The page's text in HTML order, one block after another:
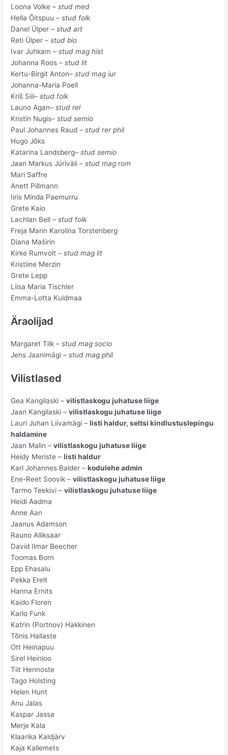
Loona Volke –stud med
Hella Õitspuu –stud folk
Danel Ülper –stud art
Reti Ülper –stud bio
Ivar Juhkam –stud mag hist
Johanna Roos– stud lit
Kertu-Birgit Anton– stud mag iur
Johanna-Maria Poell
Kriš Siil– stud folk
Launo Agan– stud rel
Kristin Nugis– stud semio
Paul Johannes Raud– stud rer phil
Hugo Jõks
Katarina Landsberg– stud semio
Jaan Markus Jüriväli– stud mag rom
Mari Saffre
Anett Pillmann
Iiris Minda Paemurru
Grete Kaio
Lachlan Bell –stud folk
Freja Marin Karolina Torstenberg
Diana Maširin
Kirke Rumvolt –stud mag lit
Kristiine Merzin
Grete Lepp
Liisa Maria Tischler
Emma-Lotta Kuldmaa
Äraolijad
Margaret Tilk – stud mag socio
Jens Jaanimägi –stud mag phil
Vilistlased
Gea Kangilaski –vilistlaskogu juhatuse liige
Jaan Kangilaski –vilistlaskogu juhatuse liige
Lauri Juhan Liivamägi –listi haldur, seltsi kindlustuslepingu
haldamine
Jaan Malin –vilistlaskogu juhatuse liige
Heidy Meriste –listi haldur
Karl Johannes Balder –kodulehe admin
Ene-Reet Soovik –vilistlaskogu juhatuse liige
Tarmo Teekivi –vilistlaskogu juhatuse liige
Heidi Aadma
Anne Aan
Jaanus Adamson
Rauno Alliksaar
David Ilmar Beecher
Toomas Born
Epp Ehasalu
Pekka Erelt
Hanna Ernits
Kaido Floren
Karlo Funk
Katrin (Portnov) Hakkinen
Tõnis Hallaste
Ott Heinapuu
Sirel Heinloo
Tiit Hennoste
Tago Holsting
Helen Hunt
Anu Jalas
Kaspar Jassa
Merje Kala
Klaarika Kaldjärv
Kaja Kallemets